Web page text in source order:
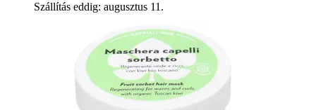
Szállítás eddig: augusztus 11.